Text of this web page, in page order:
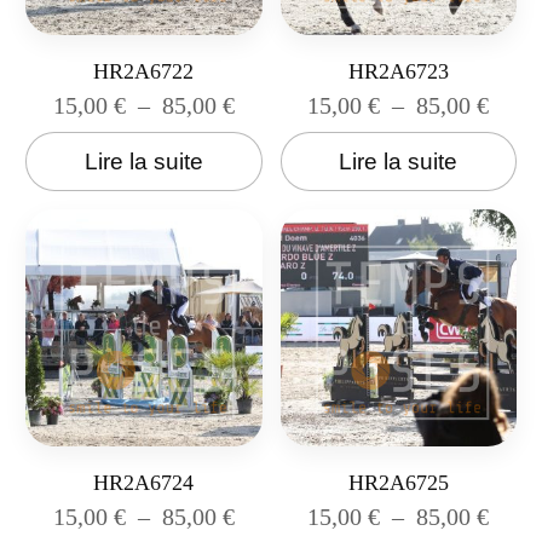
HR2A6722
15,00 € – 85,00 €
Lire la suite
HR2A6723
15,00€ – 85,00€
Lire la suite
HR2A6724
15,00 € – 85,00 €
HR2A6725
15,00€ – 85,00€